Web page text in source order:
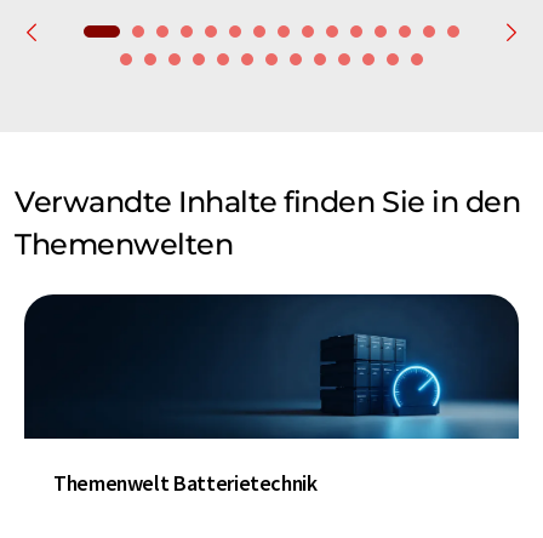
Verwandte Inhalte finden Sie in den
Themenwelten
Themenwelt Batterietechnik